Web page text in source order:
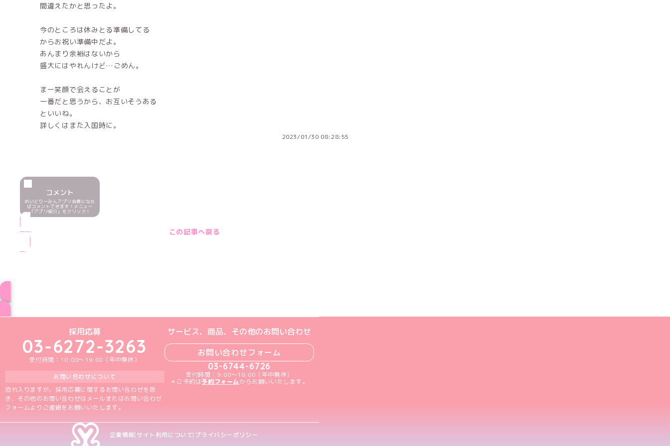
間違えたかと思ったよ。
今のところは休みとる準備してる
からお祝い準備中だよ。
あんまり余裕はないから
盛大にはやれんけど…ごめん。
まー笑顔で会えることが
一番だと思うから、お互いそうある
といいね。
詳しくはまた入国時に。
2023/01/30 08:28:55
コメント
めいどりーみんアプリ会員になれ
ばコメントできます！メニュー
「アプリ紹介」をクリック！
この記事へ戻る
めいどりーみんTikTok公式アカウント
めいどりーみんX公式アカウント
めいどりーみんInstagram公式アカウント
めいどりーみんFacebook公式アカウント
めいどりーみんYouTube公式アカウント
採用応募
03-6272-3263
受付時間：10:00～19:00（年中無休）
お問い合わせについて
恐れ入りますが、採用応募に関するお問い合わせを除
き、その他のお問い合わせはメールまたはお問い合わせ
フォームよりご連絡をお願いいたします。
サービス、商品、その他のお問い合わせ
お問い合わせフォーム
03-6744-6726
受付時間：9:00～18:00（年中無休）
＊ご予約は予約フォームからお願いいたします。
企業情報 サイト利用について プライバシーポリシー